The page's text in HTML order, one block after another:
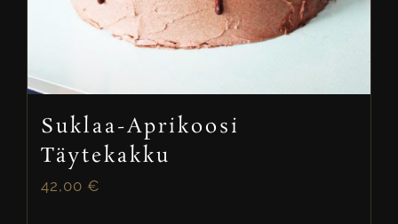
Suklaa-Aprikoosi
Täytekakku
42,00 €